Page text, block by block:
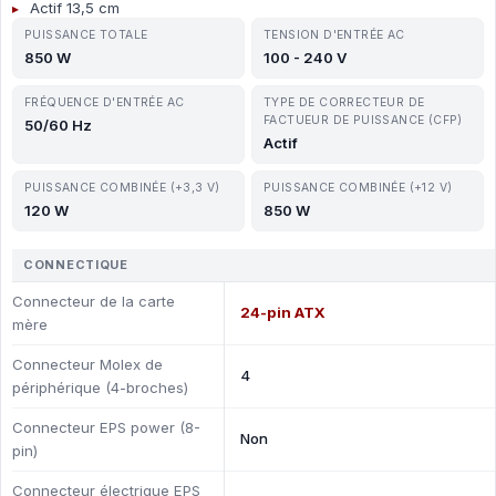
Actif 13,5 cm
PUISSANCE TOTALE
850 W
TENSION D'ENTRÉE AC
100 - 240 V
FRÉQUENCE D'ENTRÉE AC
50/60 Hz
TYPE DE CORRECTEUR DE
FACTUEUR DE PUISSANCE (CFP)
Actif
PUISSANCE COMBINÉE (+3,3 V)
120 W
PUISSANCE COMBINÉE (+12 V)
850 W
CONNECTIQUE
Connecteur de la carte
mère
24-pin ATX
Connecteur Molex de
périphérique (4-broches)
4
Connecteur EPS power (8-
pin)
Non
Connecteur électrique EPS